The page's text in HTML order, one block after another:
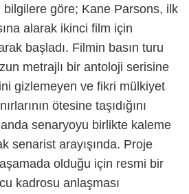
bilgilere göre; Kane Parsons, ilk
alarak ikinci film için
başladı. Filmin basın turu
metrajlı bir antoloji serisine
gizlemeyen ve fikri mülkiyet
ötesine taşıdığını
senaryoyu birlikte kaleme
senarist arayışında. Proje
olduğu için resmi bir
kadrosu anlaşması